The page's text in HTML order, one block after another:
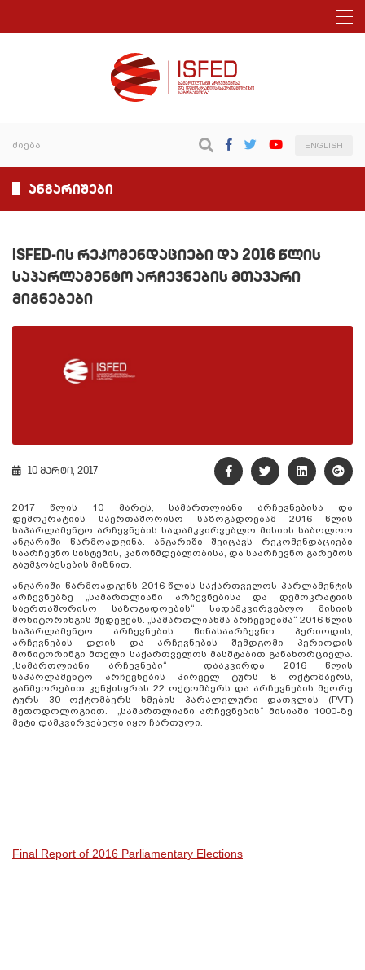
ENGLISH
ანგარიშები
ISFED-ის რეკომენდაციები და 2016 წლის
საპარლამენტო არჩევნების მთავარი
მიგნებები
10 მარტი, 2017
2017 წლის 10 მარტს, სამართლიანი არჩევნებისა და
დემოკრატიის საერთაშორისო საზოგადოებამ 2016 წლის
საპარლამენტო არჩევნების სადამკვირვებლო მისიის საბოლოო
ანგარიში წარმოადგინა. ანგარიში შეიცავს რეკომენდაციები
საარჩევნო სისტემის, კანონმდებლობისა, და საარჩევნო გარემოს
გაუმჯობესების მიზნით.
ანგარიში წარმოადგენს 2016 წლის საქართველოს პარლამენტის
არჩევნებზე „სამართლიანი არჩევნებისა და დემოკრატიის
საერთაშორისო საზოგადოების“ სადამკვირვებლო მისიის
მონიტორინგის შედეგებს. „სამართლიანმა არჩევნებმა“ 2016 წლის
საპარლამენტო არჩევნების წინასაარჩევნო პერიოდის,
არჩევნების დღის და არჩევნების შემდგომი პერიოდის
მონიტორინგი მთელი საქართველოს მასშტაბით განახორციელა.
„სამართლიანი არჩევნები“ დააკვირდა 2016 წლის
საპარლამენტო არჩევნების პირველ ტურს 8 ოქტომბერს,
განმეორებით კენჭისყრას 22 ოქტომბერს და არჩევნების მეორე
ტურს 30 ოქტომბერს ხმების პარალელური დათვლის (PVT)
მეთოდოლოგიით. „სამართლიანი არჩევნების“ მისიაში 1000-ზე
მეტი დამკვირვებელი იყო ჩართული.
Final Report of 2016 Parliamentary Elections